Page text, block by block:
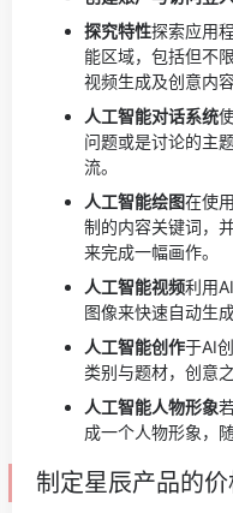
探究特性探索应用
能区域，包括但不
视频生成及创意内
人工智能对话系统
问题或是讨论的主
流。
人工智能绘图在使
制的内容关键词，
来完成一幅画作。
人工智能视频利用
图像来快速自动生
人工智能创作于AI
类别与题材，创意
人工智能人物形象
成一个人物形象，
制定星辰产品的